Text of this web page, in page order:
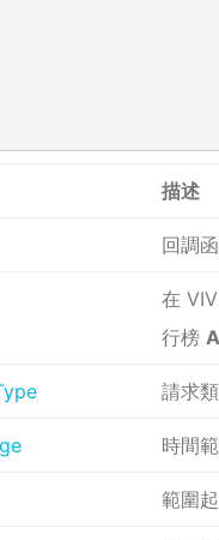
描述
回調
在
行榜
請求
時間
範圍